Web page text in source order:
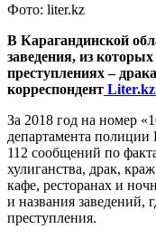
Фото: liter.kz
В Карагандинской
заведения, из
преступлениях –
корреспондент
За 2018 год на номер
департамента полиции
112 сообщений по
хулиганства, драк,
кафе, ресторанах и
и названия заведений,
преступления.